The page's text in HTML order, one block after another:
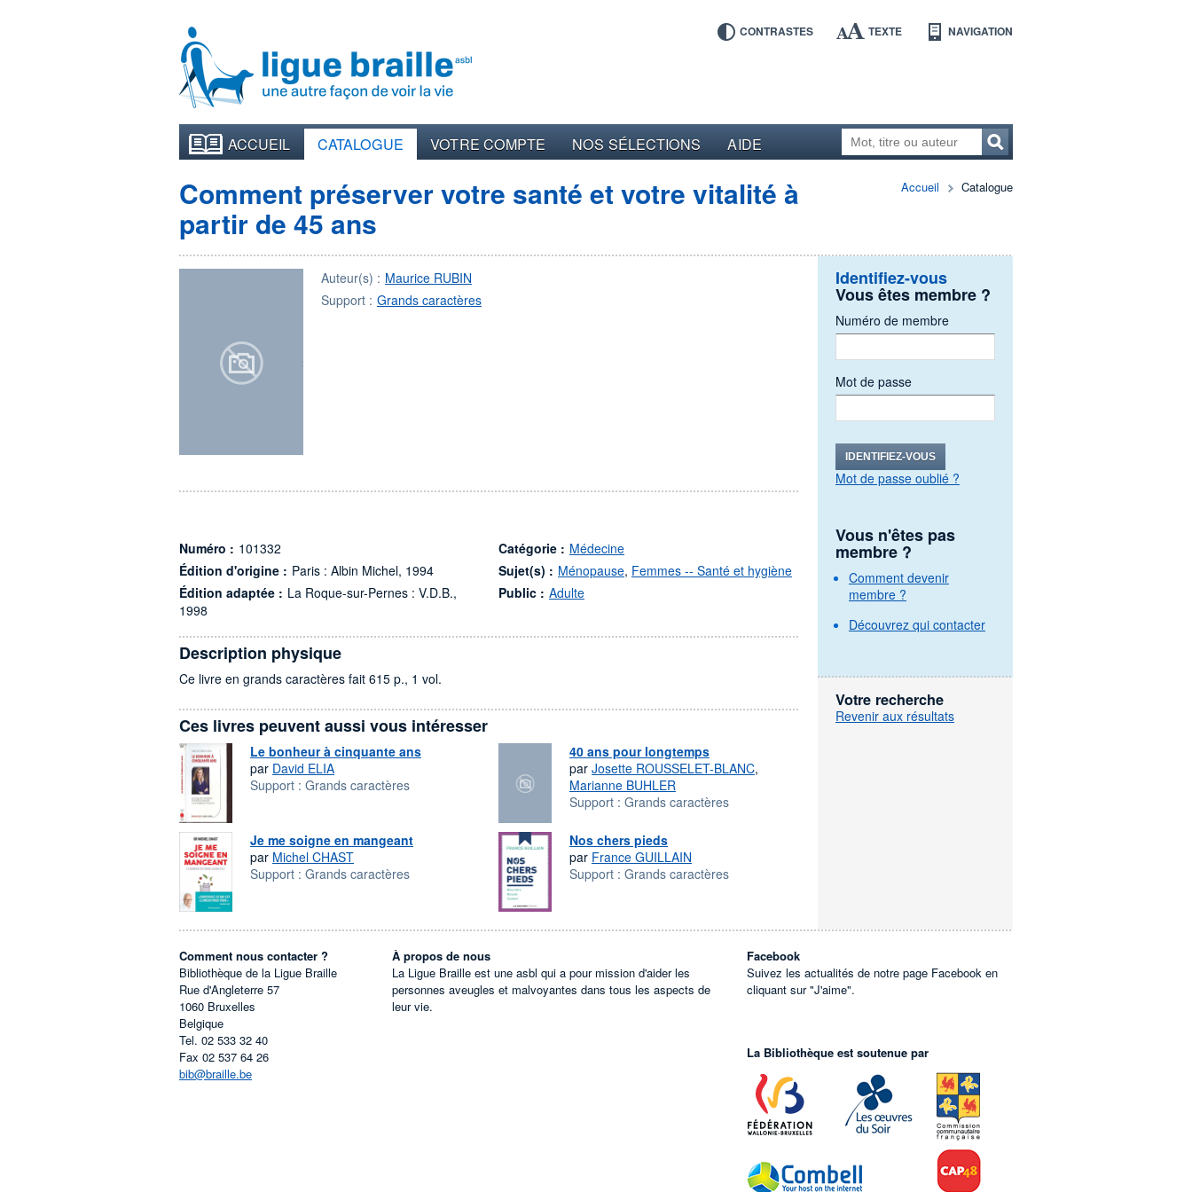
CONTRASTES TEXTE NAVIGATION
ACCUEIL CATALOGUE VOTRE COMPTE NOS SÉLECTIONS AIDE
Accueil Catalogue
Comment préserver votre santé et votre vitalité à
partir de 45 ans
Auteur(s) : Maurice RUBIN
Support : Grands caractères
Numéro : 101332
Édition d'origine : Paris : Albin Michel, 1994
Édition adaptée : La Roque-sur-Pernes : V.D.B.,
1998
Catégorie : Médecine
Sujet(s) : Ménopause, Femmes -- Santé et hygiène
Public : Adulte
Description physique
Ce livre en grands caractères fait 615 p., 1 vol.
Ces livres peuvent aussi vous intéresser
Le bonheur à cinquante ans
par David ELIA
Support : Grands caractères
40 ans pour longtemps
par Josette ROUSSELET-BLANC,
Marianne BUHLER
Support : Grands caractères
Je me soigne en mangeant
par Michel CHAST
Support : Grands caractères
Nos chers pieds
par France GUILLAIN
Support : Grands caractères
Identifiez-vous
Vous êtes membre ?
Numéro de membre
Mot de passe
IDENTIFIEZ-VOUS
Mot de passe oublié ?
Vous n'êtes pas
membre ?
Comment devenir
membre ?
Découvrez qui contacter
Votre recherche
Revenir aux résultats
Comment nous contacter ?
Bibliothèque de la Ligue Braille
Rue d'Angleterre 57
1060 Bruxelles
Belgique
Tel. 02 533 32 40
Fax 02 537 64 26
bib@braille.be
À propos de nous
La Ligue Braille est une asbl qui a pour mission d'aider les
personnes aveugles et malvoyantes dans tous les aspects de
leur vie.
Facebook
Suivez les actualités de notre page Facebook en
cliquant sur "J'aime".
La Bibliothèque est soutenue par